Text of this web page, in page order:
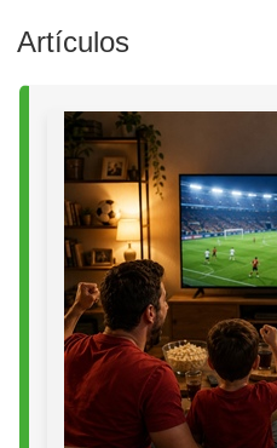
Artículos